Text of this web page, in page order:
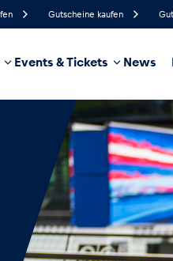
Gutscheine kaufen
Events & Tickets News
Regenwahrscheinlichkeit
Business Glossar